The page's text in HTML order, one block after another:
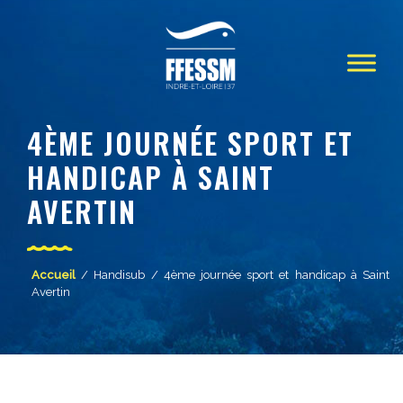
4ÈME JOURNÉE SPORT ET
HANDICAP À SAINT
AVERTIN
Accueil/ Handisub / 4ème journée sport et handicap à Saint
Avertin